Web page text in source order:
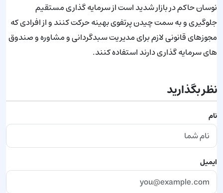
نوسان حاکم در بازار شدید است از سرمایه گذاری مستقیم
جلوگیری و به سمت چیدن پرتفوی بهینه حرکت کنند و از افرادی که
مجوزهای قانونی لازم برای مدیریت سبدگردانی و مشاوره و صندوق
های سرمایه گذاری دارند استفاده کنند.
نظر بگذارید
نام
ایمیل